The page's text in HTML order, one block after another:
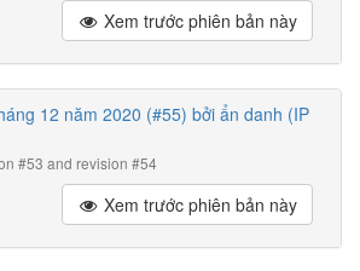
Xem trước phiên bản này
12 năm 2020 (#55) bởi ẩn danh (IP
#53 and revision #54
Xem trước phiên bản này